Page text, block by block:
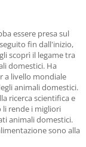
essere presa sul
fin dall'inizio,
scoprì il legame tra
domestici. Ha
a livello mondiale
animali domestici.
ricerca scientifica e
li rende i migliori
animali domestici.
sono alla